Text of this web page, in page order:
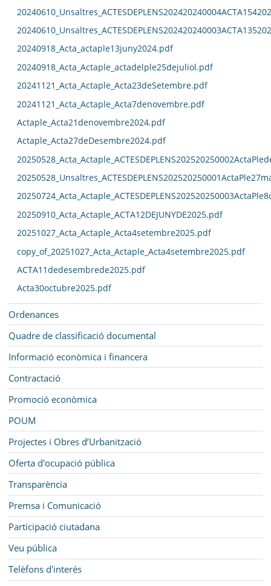
20240918_Acta_actaple13juny2024.pdf
20240918_Acta_Actaple_actadelple25dejuliol.pdf
20241121_Acta_Actaple_Acta23deSetembre.pdf
20241121_Acta_Actaple_Acta7denovembre.pdf
Actaple_Acta21denovembre2024.pdf
Actaple_Acta27deDesembre2024.pdf
20250910_Acta_Actaple_ACTA12DEJUNYDE2025.pdf
20251027_Acta_Actaple_Acta4setembre2025.pdf
copy_of_20251027_Acta_Actaple_Acta4setembre2025.pdf
ACTA11dedesembrede2025.pdf
Acta30octubre2025.pdf
Ordenances
Quadre de classificació documental
Informació econòmica i financera
Contractació
Promoció econòmica
POUM
Projectes i Obres d’Urbanització
Oferta d'ocupació pública
Transparència
Premsa i Comunicació
Participació ciutadana
Veu pública
Telèfons d'interés